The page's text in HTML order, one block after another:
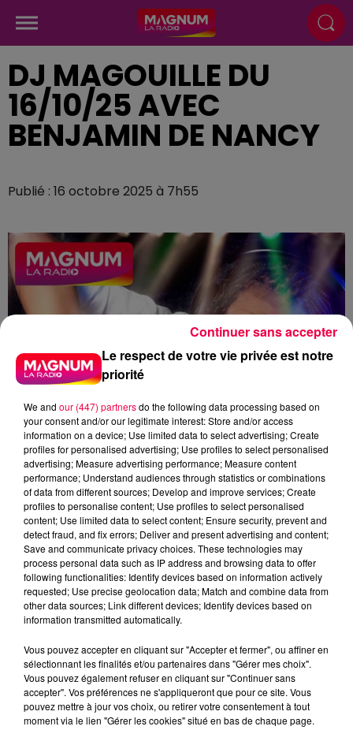
DJ MAGOUILLE DU
16/10/25 AVEC
BENJAMIN DE NANCY
Publié : 16 octobre 2025 à 7h55
podcasts/2025/10/djmag161025.mp3
DJ MAGOUILLE DU 16/10/25 AVEC
BENJAMIN DE NANCY
Le respect de votre vie privée est notre
priorité
We and our (447) partnersdo the following data processing based on
your consent and/or our legitimate interest: Store and/or access
information on a device; Use limited data to select advertising; Create
profiles for personalised advertising; Use profiles to select personalised
advertising; Measure advertising performance; Measure content
performance; Understand audiences through statistics or combinations
of data from different sources; Develop and improve services; Create
profiles to personalise content; Use profiles to select personalised
content; Use limited data to select content; Ensure security, prevent and
detect fraud, and fix errors; Deliver and present advertising and content;
Save and communicate privacy choices. These technologies may
process personal data such as IP address and browsing data to offer
following functionalities: Identify devices based on information actively
requested; Use precise geolocation data; Match and combine data from
other data sources; Link different devices; Identify devices based on
information transmitted automatically.
Vous pouvez accepter en cliquant sur "Accepter et fermer", ou affiner en
sélectionnant les finalités et/ou partenaires dans "Gérer mes choix".
Vous pouvez également refuser en cliquant sur "Continuer sans
accepter". Vos préférences ne s'appliqueront que pour ce site. Vous
pouvez mettre à jour vos choix, ou retirer votre consentement à tout
moment via le lien "Gérer les cookies" situé en bas de chaque page.
Continuer sans accepter